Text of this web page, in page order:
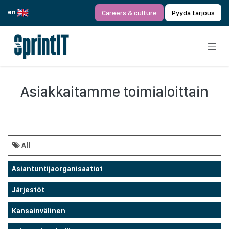
en
Careers & culture Pyydä tarjous
Asiakkaitamme toimialoittain
All
Asiantuntijaorganisaatiot
Järjestöt
Kansainvälinen